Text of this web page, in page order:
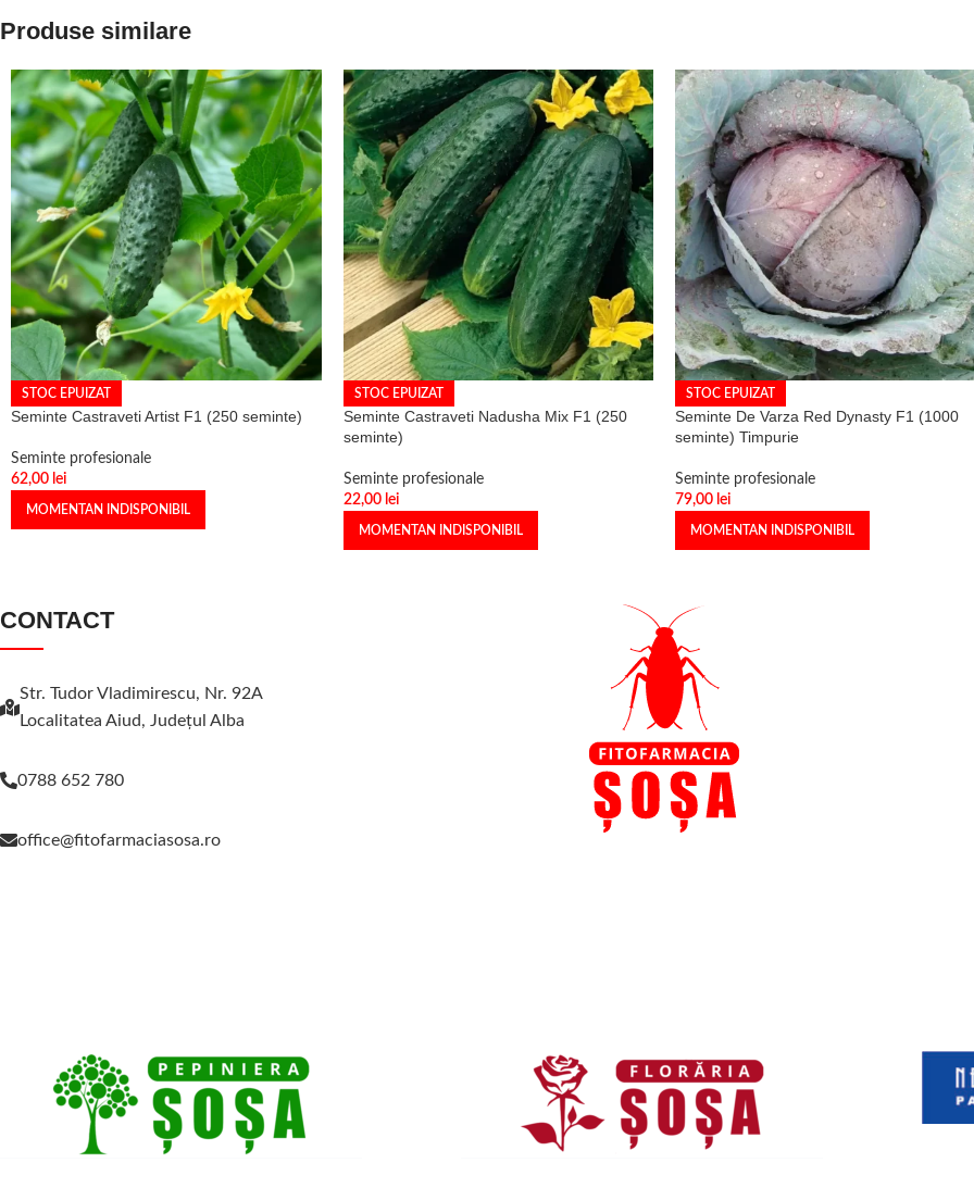
Produse similare
STOC EPUIZAT
Seminte Castraveti Artist F1 (250 seminte)
Seminte profesionale
62,00 lei
MOMENTAN INDISPONIBIL
STOC EPUIZAT
Seminte Castraveti Nadusha Mix F1 (250
seminte)
Seminte profesionale
22,00 lei
MOMENTAN INDISPONIBIL
STOC EPUIZAT
Seminte De Varza Red Dynasty F1 (1000
seminte) Timpurie
Seminte profesionale
79,00 lei
MOMENTAN INDISPONIBIL
CONTACT
Str. Tudor Vladimirescu, Nr. 92A
Localitatea Aiud, Judeţul Alba
0788 652 780
office@fitofarmaciasosa.ro